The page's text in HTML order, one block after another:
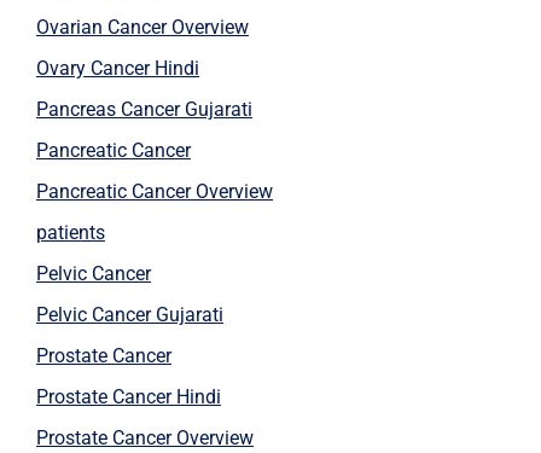
Ovarian Cancer Overview
Ovary Cancer Hindi
Pancreas Cancer Gujarati
Pancreatic Cancer
Pancreatic Cancer Overview
patients
Pelvic Cancer
Pelvic Cancer Gujarati
Prostate Cancer
Prostate Cancer Hindi
Prostate Cancer Overview